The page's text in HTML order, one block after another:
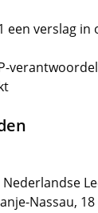
een verslag
Nassau,